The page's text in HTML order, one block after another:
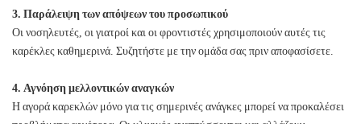
3. Παράλειψη των απόψεων του προσωπικού
Οι νοσηλευτές, οι γιατροί και οι φροντιστές χρησιμοποιούν αυτές τις
καρέκλες καθημερινά. Συζητήστε με την ομάδα σας πριν αποφασίσετε.
4. Αγνόηση μελλοντικών αναγκών
Η αγορά καρεκλών μόνο για τις σημερινές ανάγκες μπορεί να προκαλέσει